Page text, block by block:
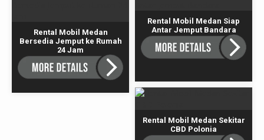
Rental Mobil Medan
Bersedia Jemput ke Rumah
24 Jam
Rental Mobil Medan Siap
Antar Jemput Bandara
Rental Mobil Medan Sekitar
CBD Polonia